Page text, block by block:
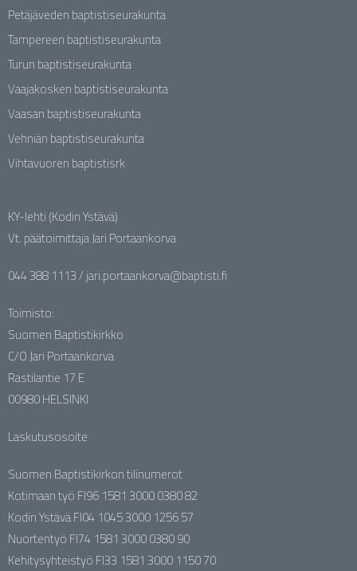
Petäjäveden baptistiseurakunta
Tampereen baptistiseurakunta
Turun baptistiseurakunta
Vaajakosken baptistiseurakunta
Vaasan baptistiseurakunta
Vehniän baptistiseurakunta
Vihtavuoren baptistisrk
KY-lehti (Kodin Ystävä)
Vt. päätoimittaja Jari Portaankorva
044 388 1113 / jari.portaankorva@baptisti.fi
Toimisto:
Suomen Baptistikirkko
C/O Jari Portaankorva
Rastilantie 17 E
00980 HELSINKI
Laskutusosoite
Suomen Baptistikirkon tilinumerot
Kotimaan työ FI96 1581 3000 0380 82
Kodin Ystävä FI04 1045 3000 1256 57
Nuortentyö FI74 1581 3000 0380 90
Kehitysyhteistyö FI33 1581 3000 1150 70